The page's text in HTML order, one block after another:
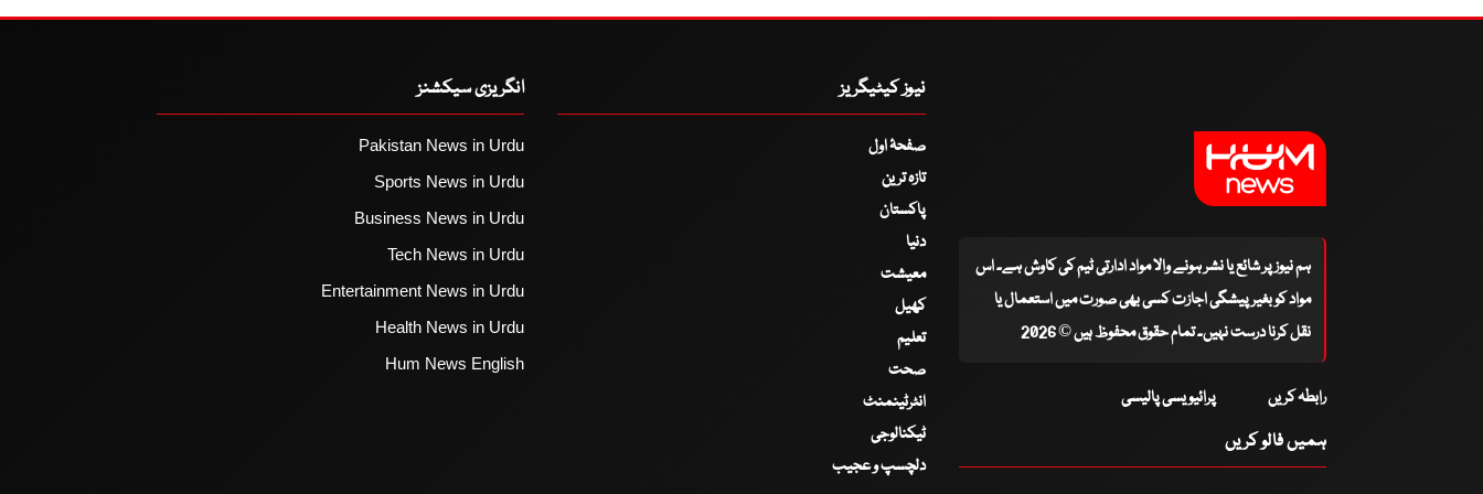
ہم نیوز پر شائع یا نشر ہونے والا مواد ادارتی ٹیم کی کاوش ہے۔ اس
مواد کو بغیر پیشگی اجازت کسی بھی صورت میں استعمال یا
نقل کرنا درست نہیں۔ تمام حقوق محفوظ ہیں © 2026
رابطہ کریں پرائیویسی پالیسی
ہمیں فالو کریں
نیوز کیٹیگریز
صفحۂ اول
تازہ ترین
پاکستان
دنیا
معیشت
کھیل
تعلیم
صحت
انٹرٹینمنٹ
ٹیکنالوجی
دلچسپ و عجیب
انگریزی سیکشنز
Pakistan News in Urdu
Sports News in Urdu
Business News in Urdu
Tech News in Urdu
Entertainment News in Urdu
Health News in Urdu
Hum News English